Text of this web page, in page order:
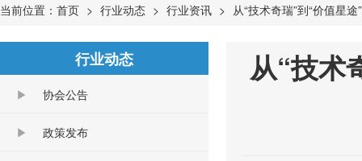
当前位置： 首页 行业动态 行业资讯 从“技术奇瑞”到“价值星
行业动态
协会公告
政策发布
从“技术